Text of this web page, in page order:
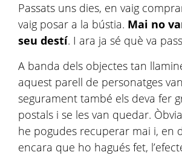
Passats uns dies, en vaig
vaig posar a la bústia. Mai no
seu destí. I ara ja sé què va
A banda dels objectes tan
aquest parell de personatges
segurament també els deva fer
postals i se les van quedar.
he pogudes recuperar mai i, en
encara que ho hagués fet,